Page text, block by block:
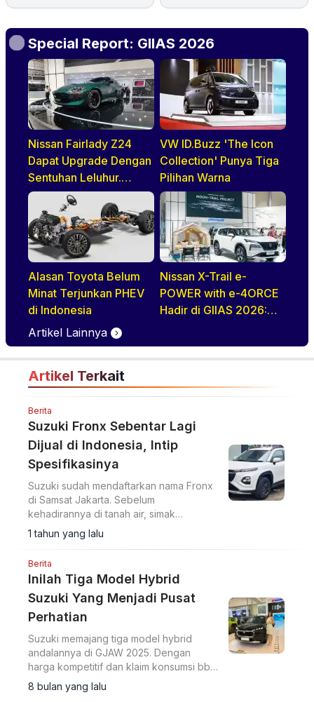
Special Report: GIIAS 2026
Nissan Fairlady Z24
Dapat Upgrade Dengan
Sentuhan Leluhur.
Indonesia Jadi Negara
Pertama di ASEAN
Yang Disapa
VW ID.Buzz 'The Icon
Collection' Punya Tiga
Pilihan Warna
Alasan Toyota Belum
Minat Terjunkan PHEV
di Indonesia
Nissan X-Trail e-
POWER with e-4ORCE
Hadir di GIIAS 2026:
Kenyamanan, dan
Teknologi Elektrifikasi
Artikel Lainnya
Artikel Terkait
Berita
Suzuki Fronx Sebentar Lagi
Dijual di Indonesia, Intip
Spesifikasinya
Suzuki sudah mendaftarkan nama Fronx
di Samsat Jakarta. Sebelum
kehadirannya di tanah air, simak
spesifikasinya dari Fronx di India.
1 tahun yang lalu
Berita
Inilah Tiga Model Hybrid
Suzuki Yang Menjadi Pusat
Perhatian
Suzuki memajang tiga model hybrid
andalannya di GJAW 2025. Dengan
harga kompetitif dan klaim konsumsi bbm
yang hemat, mobil-mobil ini menjadi
pusat perhatian.
8 bulan yang lalu